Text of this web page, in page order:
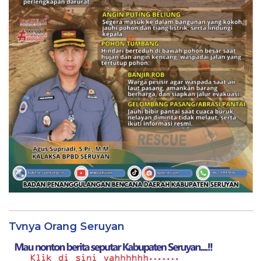
Tvnya Orang Seruyan